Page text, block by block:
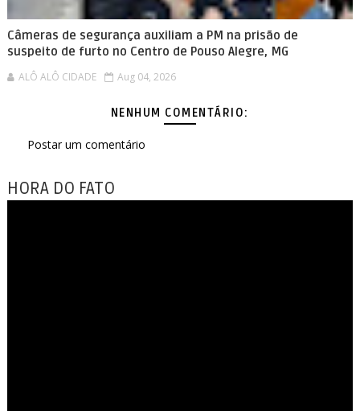
Câmeras de segurança auxiliam a PM na prisão de
suspeito de furto no Centro de Pouso Alegre, MG
ALÔ ALÔ CIDADE Aug 04, 2026
NENHUM COMENTÁRIO:
Postar um comentário
HORA DO FATO